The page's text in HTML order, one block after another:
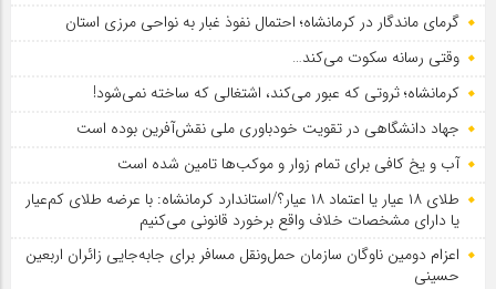
گرمای ماندگار در کرمانشاه؛ احتمال نفوذ غبار به نواحی مرزی استان
وقتی رسانه سکوت می‌کند…
کرمانشاه؛ ثروتی که عبور می‌کند، اشتغالی که ساخته نمی‌شود!
جهاد دانشگاهی در تقویت خودباوری ملی نقش‌آفرین بوده است
آب و یخ کافی برای تمام زوار و موکب‌ها تامین شده است
طلای ۱۸ عیار یا اعتماد ۱۸ عیار؟/استاندارد کرمانشاه: با عرضه طلای کم‌عیار
یا دارای مشخصات خلاف واقع برخورد قانونی می‌کنیم
اعزام دومین ناوگان سازمان حمل‌ونقل مسافر برای جابه‌جایی زائران اربعین
حسینی